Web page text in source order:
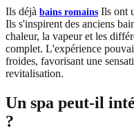
Ils déjà bains romains Ils ont
Ils s'inspirent des anciens
chaleur, la vapeur et les
complet. L'expérience
froides, favorisant une
revitalisation.
Un spa peut-il
?